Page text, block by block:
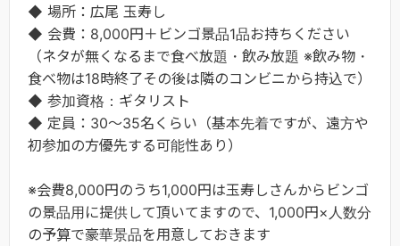
◆ 場所：広尾 玉寿し
◆ 会費：8,000円＋ビンゴ景品1品お持ちください
（ネタが無くなるまで食べ放題・飲み放題 ※飲み物・
食べ物は18時終了その後は隣のコンビニから持込で）
◆ 参加資格：ギタリスト
◆ 定員：30～35名くらい（基本先着ですが、遠方や
初参加の方優先する可能性あり）
※会費8,000円のうち1,000円は玉寿しさんからビンゴ
の景品用に提供して頂いてますので、1,000円×人数分
の予算で豪華景品を用意しておきます